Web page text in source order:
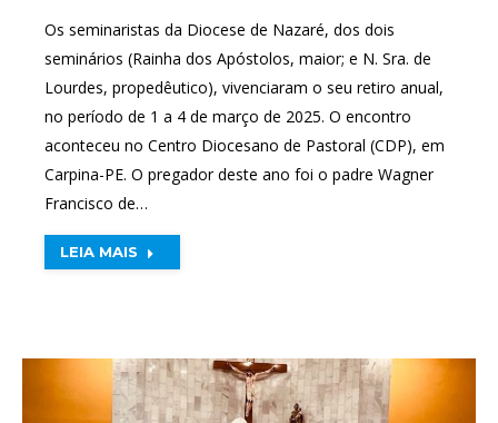
Os seminaristas da Diocese de Nazaré, dos dois
seminários (Rainha dos Apóstolos, maior; e N. Sra. de
Lourdes, propedêutico), vivenciaram o seu retiro anual,
no período de 1 a 4 de março de 2025. O encontro
aconteceu no Centro Diocesano de Pastoral (CDP), em
Carpina-PE. O pregador deste ano foi o padre Wagner
Francisco de…
LEIA MAIS